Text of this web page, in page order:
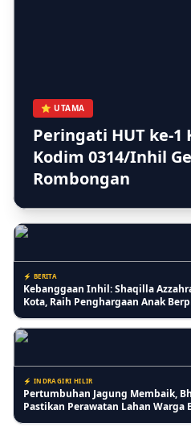
⭐ UTAMA
Peringati HUT ke-1
Kodim 0314/Inhil
Rombongan
⚡ INDRAGIRI HILIR
Monyet Liar di Tembilahan Kian
⚡ BERITA
Kebanggaan Inhil: Shaqilla
Kota, Raih Penghargaan Anak
⚡ INDRAGIRI HILIR
Pertumbuhan Jagung Membaik,
Pastikan Perawatan Lahan Warga